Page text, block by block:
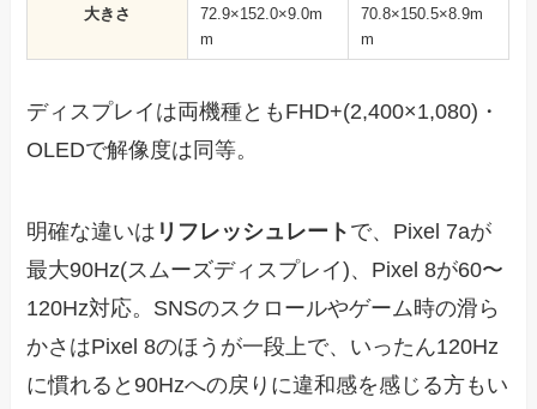
大きさ
72.9×152.0×9.0m
m
70.8×150.5×8.9m
m
ディスプレイは両機種ともFHD+(2,400×1,080)・
OLEDで解像度は同等。
明確な違いは リフレッシュレート で、Pixel 7aが
最大90Hz(スムーズディスプレイ)、Pixel 8が60〜
120Hz対応。SNSのスクロールやゲーム時の滑ら
かさはPixel 8のほうが一段上で、いったん120Hz
に慣れると90Hzへの戻りに違和感を感じる方もい